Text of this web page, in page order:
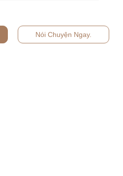
Nói Chuyện Ngay.